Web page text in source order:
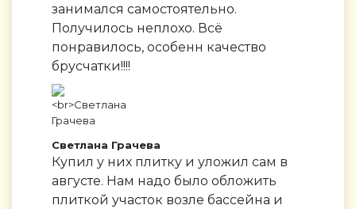
занимался самостоятельно.
Получилось неплохо. Всё
понравилось, особенн качество
брусчатки!!!!
Светлана Грачева
Купил у них плитку и уложил сам в
августе. Нам надо было обложить
плиткой участок возле бассейна и